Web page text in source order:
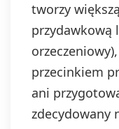
tworzy
przydawkową
przecinkiem
ani
zdecydowany